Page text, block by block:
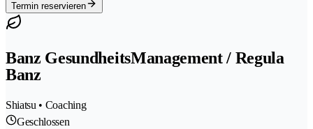
Termin reservieren
Banz GesundheitsManagement / Regula
Banz
Shiatsu • Coaching
Geschlossen